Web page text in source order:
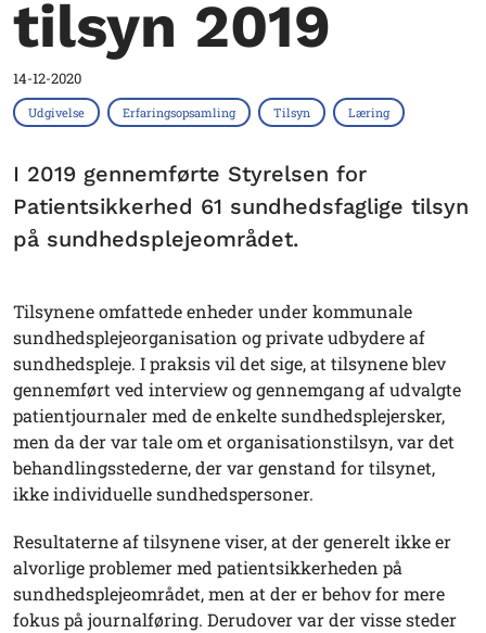
tilsyn 2019
14-12-2020
Udgivelse Erfaringsopsamling Tilsyn Læring
I 2019 gennemførte Styrelsen for
Patientsikkerhed 61 sundhedsfaglige tilsyn
på sundhedsplejeområdet.
Tilsynene omfattede enheder under kommunale
sundhedsplejeorganisation og private udbydere af
sundhedspleje. I praksis vil det sige, at tilsynene blev
gennemført ved interview og gennemgang af udvalgte
patientjournaler med de enkelte sundhedsplejersker,
men da der var tale om et organisationstilsyn, var det
behandlingsstederne, der var genstand for tilsynet,
ikke individuelle sundhedspersoner.
Resultaterne af tilsynene viser, at der generelt ikke er
alvorlige problemer med patientsikkerheden på
sundhedsplejeområdet, men at der er behov for mere
fokus på journalføring. Derudover var der visse steder